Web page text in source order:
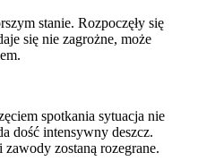
stanie. Rozpoczęły się
się nie zagrożne, może
spotkania sytuacja nie
dość intensywny deszcz.
zostaną rozegrane.